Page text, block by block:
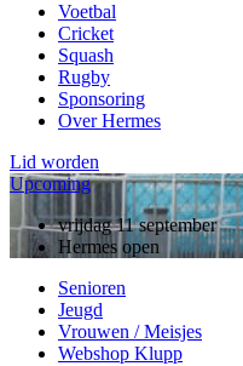
Voetbal
Cricket
Squash
Rugby
Sponsoring
Over Hermes
Lid worden
Upcoming
zondag 13 september
10 jarig jubileum, rugby
vrijdag 11 september
Hermes open
Senioren
Jeugd
Vrouwen / Meisjes
Webshop Klupp